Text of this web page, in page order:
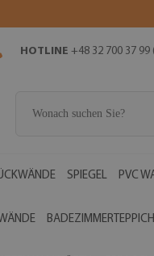
HOTLINE +48 32 700 37 99
SPIEGEL PVC